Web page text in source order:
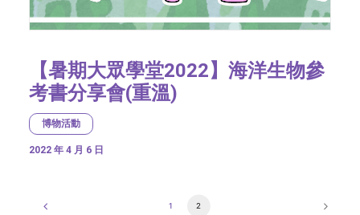
【暑期大眾學堂2022】海洋生物參
考書分享會(重溫)
博物活動
2022 年 4 月 6 日
1 2